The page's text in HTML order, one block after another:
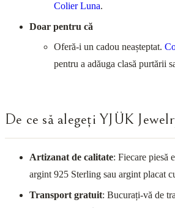
Colier Luna.
Doar pentru că
Oferă-i un cadou neașteptat.
pentru a adăuga clasă purtării
De ce să alegeți YJÜK
Artizanat de calitate: Fiecare piesă
argint 925 Sterling sau argint placat
Transport gratuit: Bucurați-vă de